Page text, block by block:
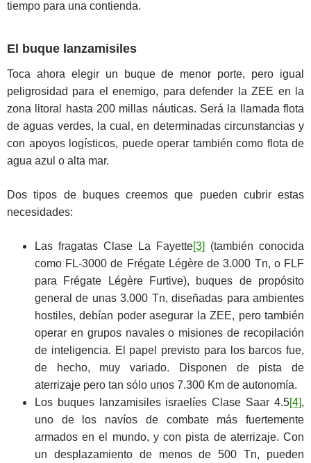
tiempo para una contienda.
El buque lanzamisiles
Toca ahora elegir un buque de menor porte, pero igual
peligrosidad para el enemigo, para defender la ZEE en la
zona litoral hasta 200 millas náuticas. Será la llamada flota
de aguas verdes, la cual, en determinadas circunstancias y
con apoyos logísticos, puede operar también como flota de
agua azul o alta mar.
Dos tipos de buques creemos que pueden cubrir estas
necesidades:
Las fragatas Clase La Fayette[3]
(también conocida
como FL-3000 de Frégate Légère de 3.000 Tn, o FLF
para Frégate Légère Furtive), buques de propósito
general de unas 3.000 Tn, diseñadas para ambientes
hostiles, debían poder asegurar la ZEE, pero también
operar en grupos navales o misiones de recopilación
de inteligencia. El papel previsto para los barcos fue,
de hecho, muy variado. Disponen de pista de
aterrizaje pero tan sólo unos 7.300 Km de autonomía.
Los buques lanzamisiles israelíes Clase Saar 4.5[4],
uno de los navíos de combate más fuertemente
armados en el mundo, y con pista de aterrizaje. Con
un desplazamiento de menos de 500 Tn, pueden